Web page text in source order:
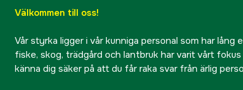
Välkommen till oss!
Vår styrka ligger i vår kunniga personal som har lång
fiske, skog, trädgård och lantbruk har varit vårt fokus
känna dig säker på att du får raka svar från ärlig